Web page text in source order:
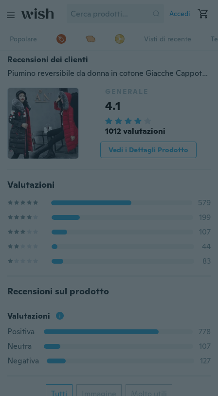
Accedi
Popolare Visti di recente
Recensioni dei clienti
Piumino reversibile da donna in cotone Giacche Cappotto invernale casual imbottito in cotone Grande collo di pelliccia con cappuccio Taglie forti S-XXXL
GENERALE
4.1
1012 valutazioni
Vedi i Dettagli Prodotto
Valutazioni
579
199
107
44
83
Recensioni sul prodotto
Valutazioni
Positiva
778
Neutra
107
Negativa
127
Tutti Immagine Molto utili